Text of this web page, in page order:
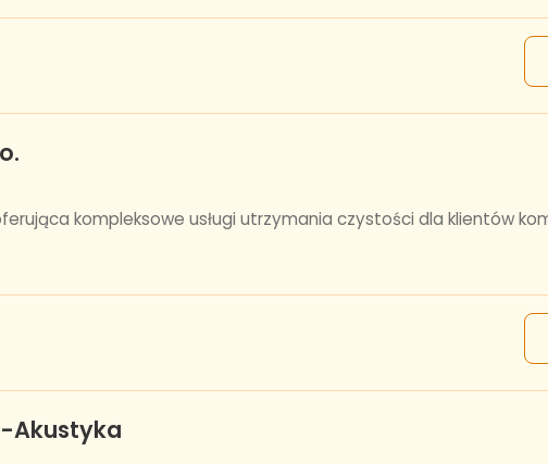
kompleksowe usługi utrzymania czystości dla klientów
Akustyka